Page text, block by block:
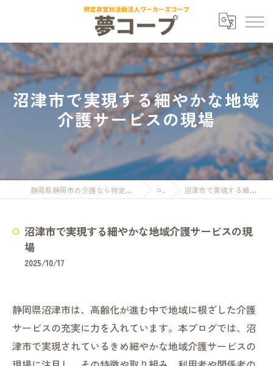
沼津市で実現する細やかな地域
介護サービスの現場
静岡県静岡市の介護なら特定非営利活動法人ワーカーズコープ夢コープ コラム 沼津市で実現する細やかな地域介護サービスの現場
沼津市で実現する細やかな地域介護サービスの現
場
2025/10/17
静岡県沼津市は、高齢化が進む中で地域に根ざした介護
サービスの充実に力を入れています。本ブログでは、沼
津市で実現されているきめ細やかな地域介護サービスの